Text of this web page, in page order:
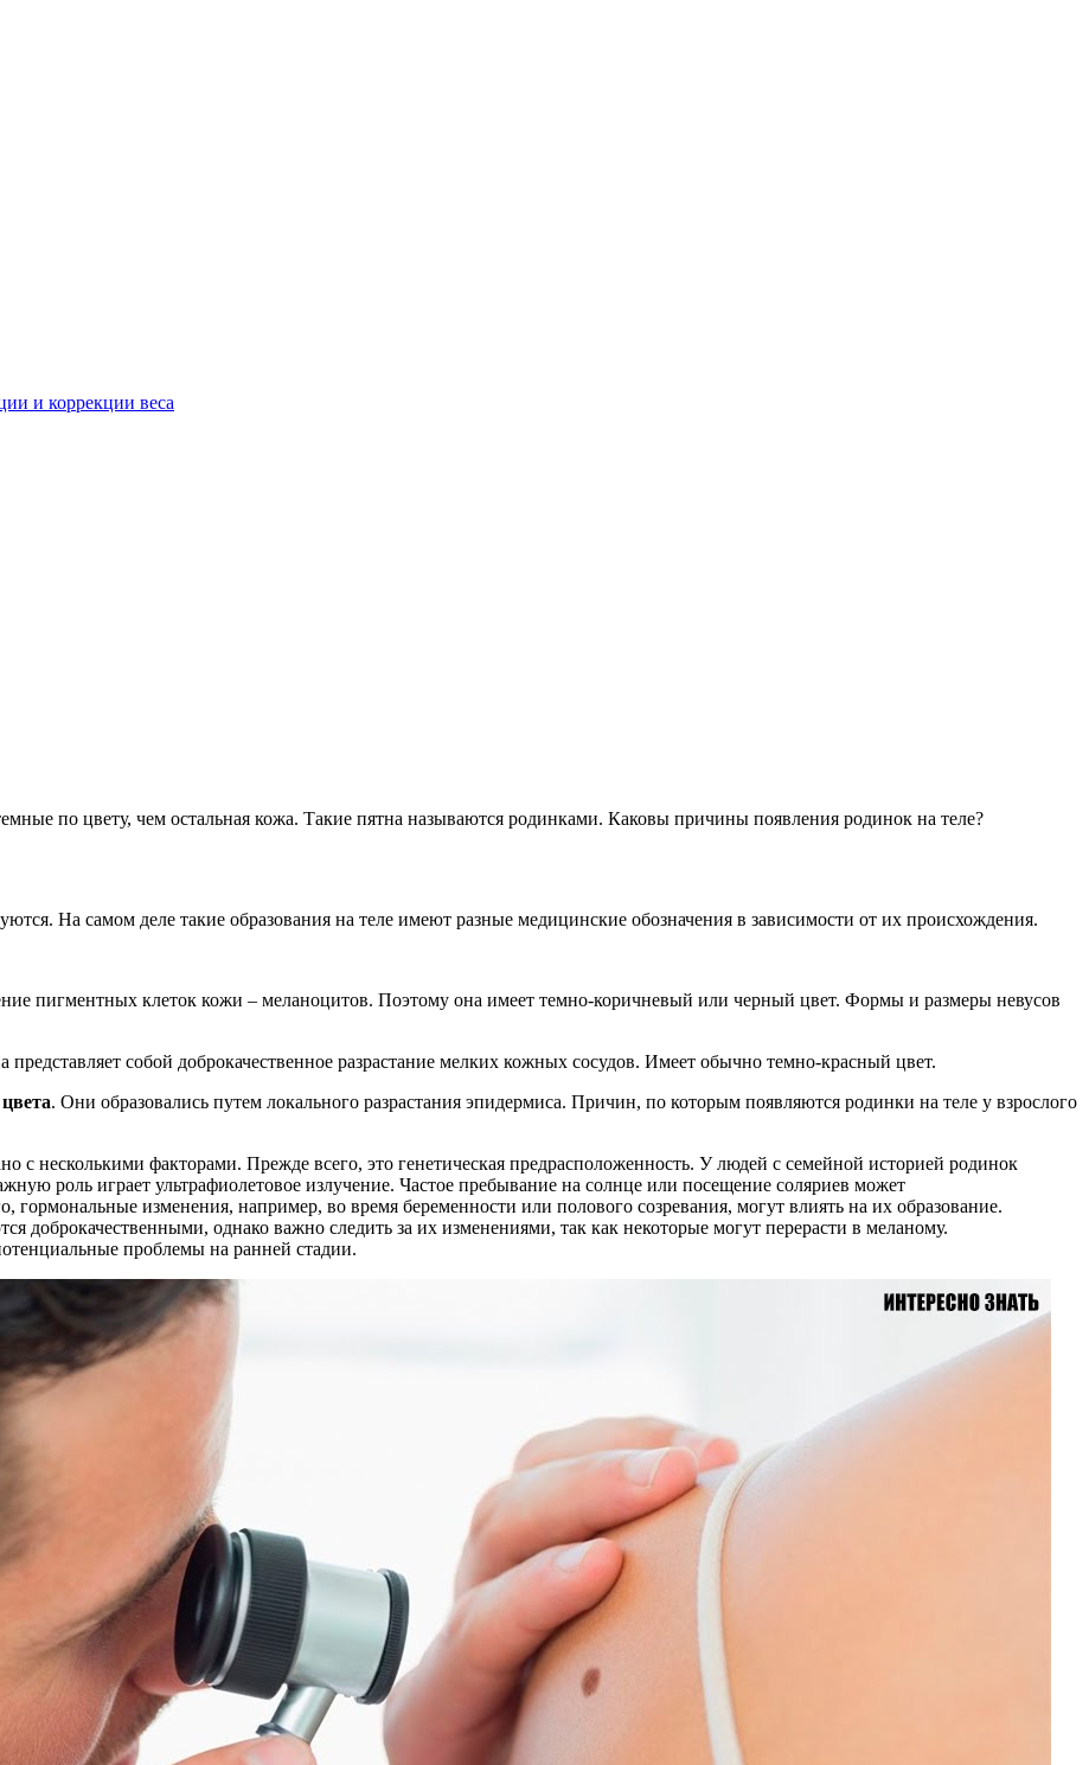
и коррекции веса
по цвету, чем остальная кожа. Такие пятна называются родинками. Каковы причины появления родинок на теле?
На самом деле такие образования на теле имеют разные медицинские обозначения в зависимости от их происхождения.
пигментных клеток кожи – меланоцитов. Поэтому она имеет темно-коричневый или черный цвет. Формы и размеры невусов
собой доброкачественное разрастание мелких кожных сосудов. Имеет обычно темно-красный цвет.
. Они образовались путем локального разрастания эпидермиса. Причин, по которым появляются родинки на теле у взрослого
с несколькими факторами. Прежде всего, это генетическая предрасположенность. У людей с семейной историей родинок
роль играет ультрафиолетовое излучение. Частое пребывание на солнце или посещение соляриев может
гормональные изменения, например, во время беременности или полового созревания, могут влиять на их образование.
доброкачественными, однако важно следить за их изменениями, так как некоторые могут перерасти в меланому.
проблемы на ранней стадии.